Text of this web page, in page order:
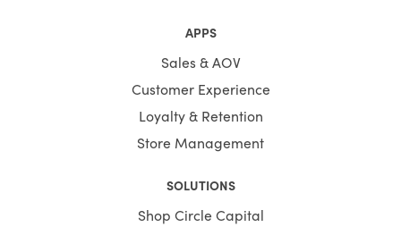
APPS
Sales & AOV
Customer Experience
Loyalty & Retention
Store Management
SOLUTIONS
Shop Circle Capital